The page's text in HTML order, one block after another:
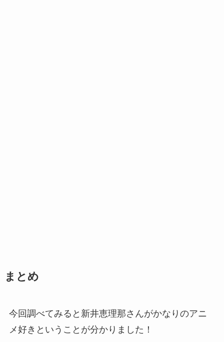
まとめ
今回調べてみると新井恵理那さんがかなりのアニ
メ好きということが分かりました！